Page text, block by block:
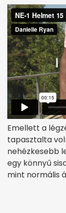
Emellett a
tapasztalta
nehézkesebb
egy könnyű
mint normális